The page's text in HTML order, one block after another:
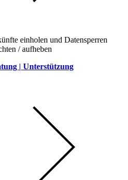
einholen und Datensperren
/ aufheben
| Unterstützung